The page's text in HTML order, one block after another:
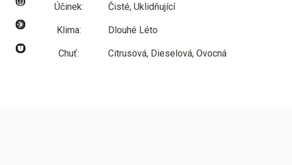
Účinek: Čisté, Uklidňující
Klima: Dlouhé Léto
Chuť: Citrusová, Dieselová, Ovocná